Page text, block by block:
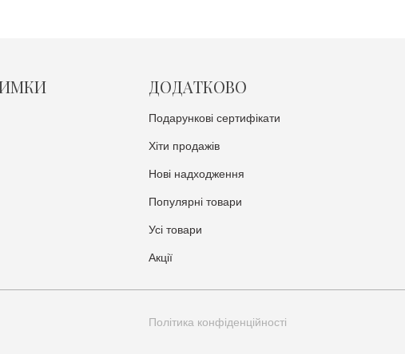
ДОДАТКОВО
Подарункові сертифікати
Хіти продажів
Нові надходження
Популярні товари
Усі товари
Акції
Політика конфіденційності